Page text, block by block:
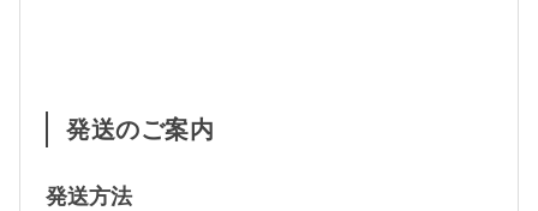
発送のご案内
発送方法